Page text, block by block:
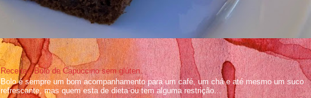
Receita - Bolo de Capuccino sem glúten.
Bolo é sempre um bom acompanhamento para um café, um chá e até mesmo um suco
refrescante, mas quem esta de dieta ou tem alguma restrição...